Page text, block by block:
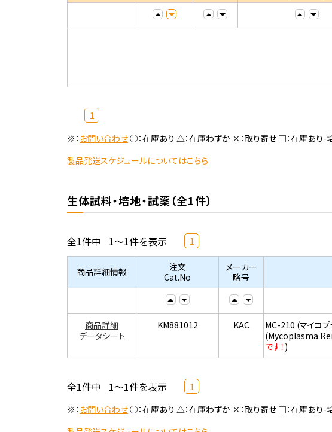
1
※： お問い合わせ○：在庫あり △：在庫わずか ×：取り寄せ □：在庫あり-
製品発送スケジュールについてはこちら
生体試料・培地・試薬（全1件）
全1件中 1～1件を表示 1
商品詳細情報
注文
Cat.No
メーカー
略号
商品詳細
データシート
KM881012 KAC
MC-210 (マイコ
(Mycoplasma
です！ )
全1件中 1～1件を表示 1
※： お問い合わせ○：在庫あり △：在庫わずか ×：取り寄せ □：在庫あり-